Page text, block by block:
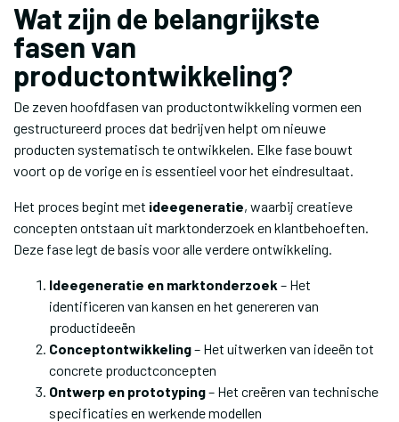
Wat zijn de belangrijkste
fasen van
productontwikkeling?
De zeven hoofdfasen van productontwikkeling vormen een
gestructureerd proces dat bedrijven helpt om nieuwe
producten systematisch te ontwikkelen. Elke fase bouwt
voort op de vorige en is essentieel voor het eindresultaat.
Het proces begint met ideegeneratie, waarbij creatieve
concepten ontstaan uit marktonderzoek en klantbehoeften.
Deze fase legt de basis voor alle verdere ontwikkeling.
Ideegeneratie en marktonderzoek – Het
identificeren van kansen en het genereren van
productideeën
Conceptontwikkeling– Het uitwerken van ideeën tot
concrete productconcepten
Ontwerp en prototyping– Het creëren van technische
specificaties en werkende modellen